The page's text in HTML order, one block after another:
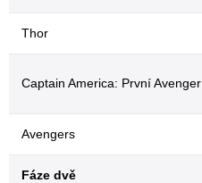
Thor
Captain America: První Avenger
Avengers
Fáze dvě